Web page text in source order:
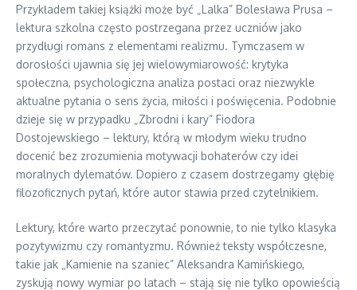
Przykładem takiej książki może być „Lalka” Bolesława Prusa –
lektura szkolna często postrzegana przez uczniów jako
przydługi romans z elementami realizmu. Tymczasem w
dorosłości ujawnia się jej wielowymiarowość: krytyka
społeczna, psychologiczna analiza postaci oraz niezwykle
aktualne pytania o sens życia, miłości i poświęcenia. Podobnie
dzieje się w przypadku „Zbrodni i kary” Fiodora
Dostojewskiego – lektury, którą w młodym wieku trudno
docenić bez zrozumienia motywacji bohaterów czy idei
moralnych dylematów. Dopiero z czasem dostrzegamy głębię
filozoficznych pytań, które autor stawia przed czytelnikiem.
Lektury, które warto przeczytać ponownie, to nie tylko klasyka
pozytywizmu czy romantyzmu. Również teksty współczesne,
takie jak „Kamienie na szaniec” Aleksandra Kamińskiego,
zyskują nowy wymiar po latach – stają się nie tylko opowieścią